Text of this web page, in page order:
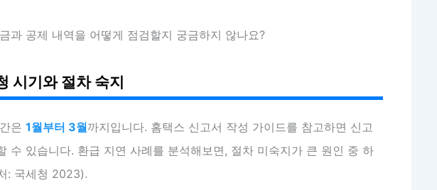
과 공제 내역을 어떻게 점검할지 궁금하지 않나요?
시기와 절차 숙지
은 1월부터 3월까지입니다. 홈택스 신고서 작성 가이드를 참고하면 신고
수 있습니다. 환급 지연 사례를 분석해보면, 절차 미숙지가 큰 원인 중 하
: 국세청 2023).